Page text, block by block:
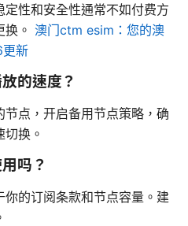
性和安全性通常不如付费方
。 澳门ctm esim：您的澳
新
的速度？
点，开启备用节点策略，确
换。
吗？
的订阅条款和节点容量。建